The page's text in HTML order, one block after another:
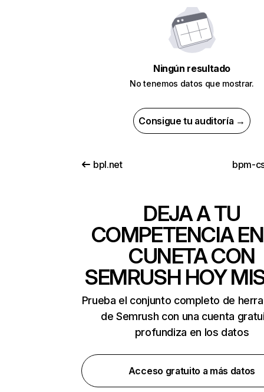
Ningún resultado
No tenemos datos que mostrar.
Consigue tu auditoría →
bpl.net bpm-
DEJA A TU
COMPETENCIA
CUNETA CON
SEMRUSH HOY
Prueba el conjunto completo de
de Semrush con una cuenta
profundiza en los datos
Acceso gratuito a más datos